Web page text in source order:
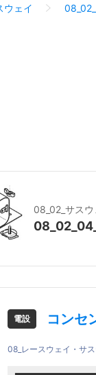
ウェイ
08_02_サスウ
電設 コンセ
08_レースウェイ・サ